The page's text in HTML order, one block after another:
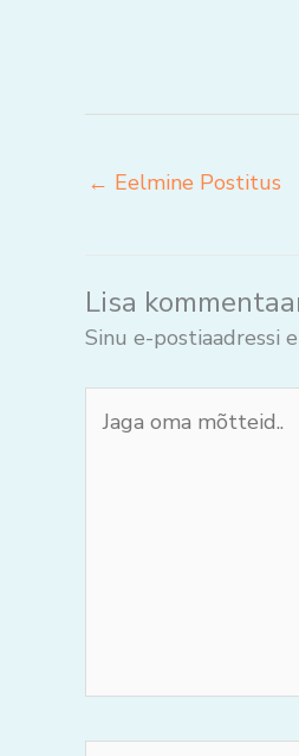
← Eelmine Postitus
Lisa
Sinu e-postiaadressi
oma